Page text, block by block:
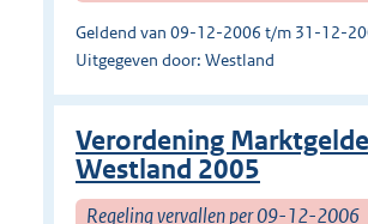
Geldend van 09-12-2006 t/m 31-12-
Uitgegeven door: Westland
Verordening
Westland 2005
Regeling vervallen per 09-12-2006